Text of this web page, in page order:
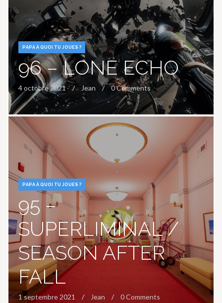
PAPA À QUOI TU JOUES ?
96 – LONE ECHO
4 octobre 2021 Jean 0 Comments
PAPA À QUOI TU JOUES ?
95 –
SUPERLIMINAL /
SEASON AFTER
FALL
1 septembre 2021 Jean 0 Comments